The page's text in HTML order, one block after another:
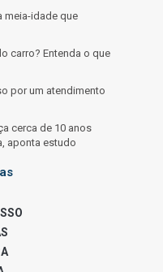
meia-idade que
carro? Entenda o que
por um atendimento
cerca de 10 anos
aponta estudo